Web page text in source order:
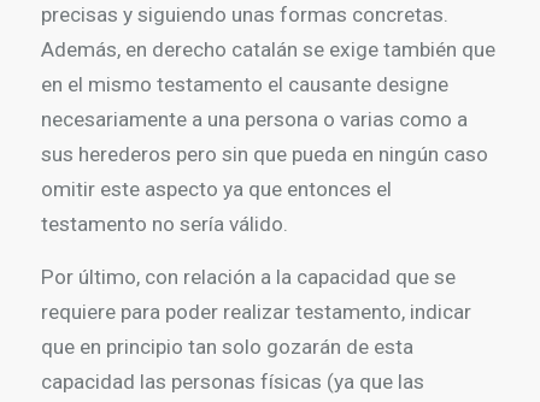
precisas y siguiendo unas formas concretas.
Además, en derecho catalán se exige también que
en el mismo testamento el causante designe
necesariamente a una persona o varias como a
sus herederos pero sin que pueda en ningún caso
omitir este aspecto ya que entonces el
testamento no sería válido.
Por último, con relación a la capacidad que se
requiere para poder realizar testamento, indicar
que en principio tan solo gozarán de esta
capacidad las personas físicas (ya que las